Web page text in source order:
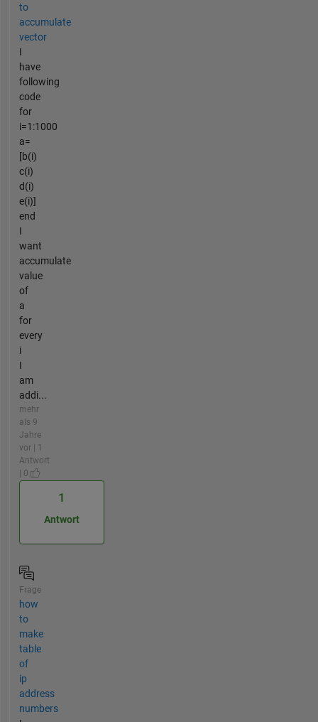
to
accumulate
vector
I
have
following
code
for
i=1:1000
a=
[b(i)
c(i)
d(i)
e(i)]
end
I
want
accumulate
value
of
a
for
every
i
I
am
addi...
mehr
als 9
Jahre
vor | 1
Antwort
| 0
1
Antwort
Frage
how
to
make
table
of
ip
address
numbers